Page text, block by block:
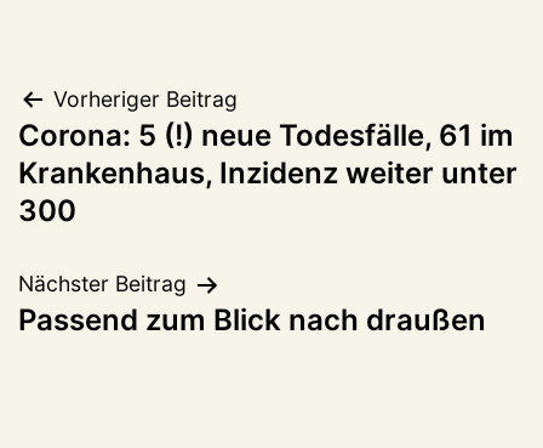
Beitragsnavigation
Vorheriger Beitrag
Corona: 5 (!) neue Todesfälle, 61 im
Krankenhaus, Inzidenz weiter unter
300
Nächster Beitrag
Passend zum Blick nach draußen